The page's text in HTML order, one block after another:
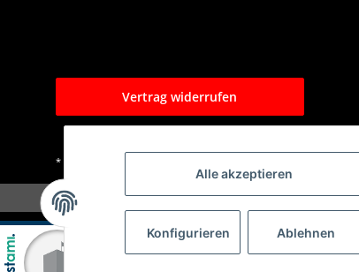
Alle akzeptieren
Konfigurieren Ablehnen
Vertrag widerrufen
* Alle Preise inkl. gesetzlicher USt., zzgl.